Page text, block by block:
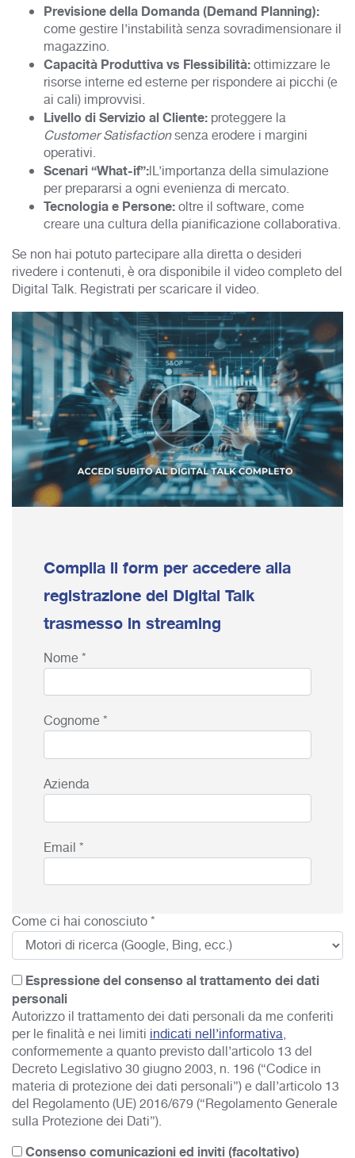
Previsione della Domanda (Demand Planning):
come gestire l’instabilità senza sovradimensionare il
magazzino.
Capacità Produttiva vs Flessibilità:ottimizzare le
risorse interne ed esterne per rispondere ai picchi (e
ai cali) improvvisi.
Livello di Servizio al Cliente: proteggere la
Customer Satisfactionsenza erodere i margini
operativi.
Scenari “What-if”:lL’importanza della simulazione
per prepararsi a ogni evenienza di mercato.
Tecnologia e Persone:oltre il software, come
creare una cultura della pianificazione collaborativa.
Se non hai potuto partecipare alla diretta o desideri
rivedere i contenuti, è ora disponibile il video completo del
Digital Talk. Registrati per scaricare il video.
Compila il form per accedere alla
registrazione del Digital Talk
trasmesso in streaming
Nome *
Cognome *
Azienda
Email *
Come ci hai conosciuto *
Espressione del consenso al trattamento dei dati
personali
Autorizzo il trattamento dei dati personali da me conferiti
per le finalità e nei limiti indicati nell’informativa,
conformemente a quanto previsto dall’articolo 13 del
Decreto Legislativo 30 giugno 2003, n. 196 (“Codice in
materia di protezione dei dati personali”) e dall’articolo 13
del Regolamento (UE) 2016/679 (“Regolamento Generale
sulla Protezione dei Dati”).
Consenso comunicazioni ed inviti (facoltativo)